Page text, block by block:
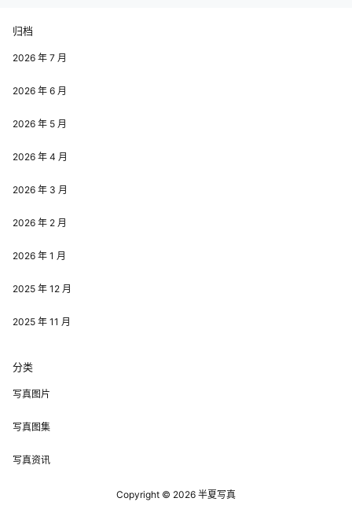
归档
2026 年 7 月
2026 年 6 月
2026 年 5 月
2026 年 4 月
2026 年 3 月
2026 年 2 月
2026 年 1 月
2025 年 12 月
2025 年 11 月
分类
写真图片
写真图集
写真资讯
Copyright © 2026 半夏写真